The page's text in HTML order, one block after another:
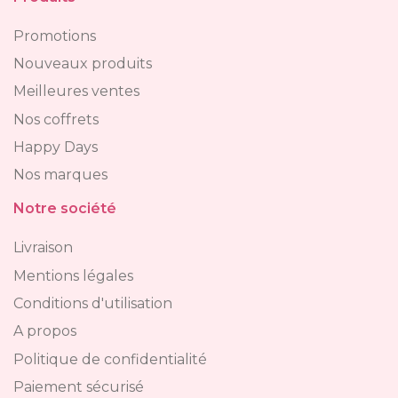
Promotions
Nouveaux produits
Meilleures ventes
Nos coffrets
Happy Days
Nos marques
Notre société
Livraison
Mentions légales
Conditions d'utilisation
A propos
Politique de confidentialité
Paiement sécurisé